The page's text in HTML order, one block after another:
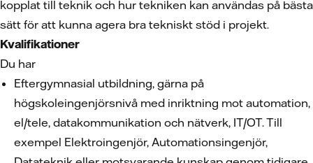
kopplat till teknik och hur tekniken kan användas på bästa
sätt för att kunna agera bra tekniskt stöd i projekt.
Kvalifikationer
Du har
Eftergymnasial utbildning, gärna på
högskoleingenjörsnivå med inriktning mot automation,
el/tele, datakommunikation och nätverk, IT/OT. Till
exempel Elektroingenjör, Automationsingenjör,